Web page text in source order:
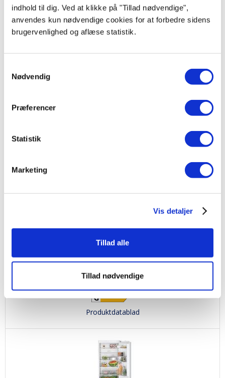
indhold til dig. Ved at klikke på "Tillad nødvendige",
anvendes kun nødvendige cookies for at forbedre sidens
brugervenlighed og aflæse statistik.
Nødvendig
Præferencer
Statistik
Marketing
Vis detaljer
Tillad alle
Tillad nødvendige
Bosch KIN86NSE0
Bosch KIV86NSE0
Fuldt Integrerbart køle/fryseskab - 177,2 cm - 183L køl/84L frys - LowFrost
6.728,00kr.
Produktdatablad